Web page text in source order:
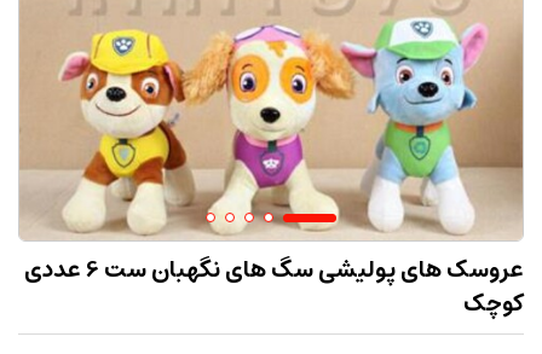
عروسک های پولیشی سگ های نگهبان ست 6 عددی
کوچک